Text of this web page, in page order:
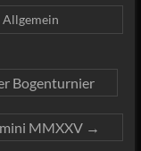
Allgemein
Bogenturnier
MMXXV →